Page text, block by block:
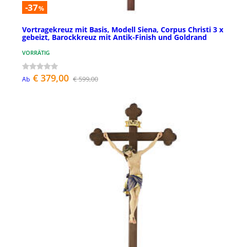
-37%
Vortragekreuz mit Basis, Modell Siena, Corpus Christi 3 x
gebeizt, Barockkreuz mit Antik-Finish und Goldrand
VORRÄTIG
Ab € 379,00 € 599,00